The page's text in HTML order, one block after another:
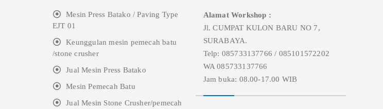
Mesin Press Batako / Paving Type
EJT 01
Keunggulan mesin pemecah batu
/stone crusher
Jual Mesin Press Batako
Mesin Pemecah Batu
Jual Mesin Stone Crusher/pemecah
Alamat Workshop :
Jl. CUMPAT KULON BARU NO 7,
SURABAYA.
Telp: 085733137766 / 085101572202
WA 085733137766
Jam buka: 08.00-17.00 WIB